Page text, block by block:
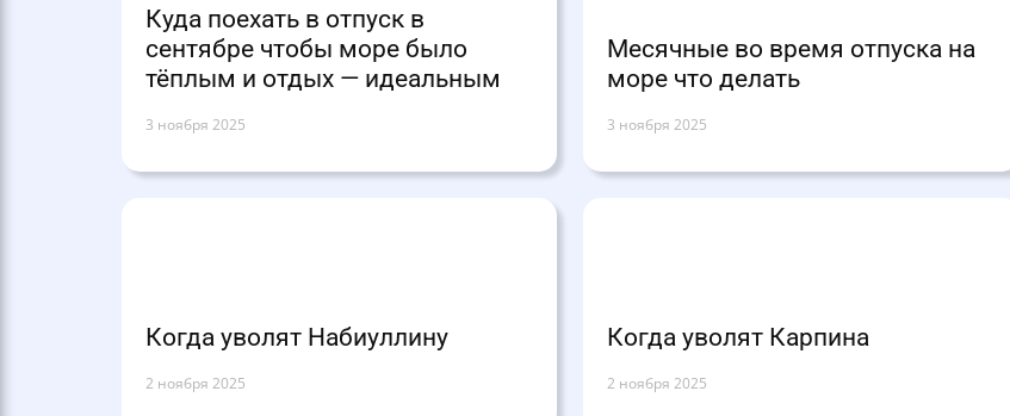
Куда поехать в отпуск в
сентябре чтобы море было
тёплым и отдых — идеальным
3 ноября 2025
Месячные во время отпуска на
море что делать
3 ноября 2025
Когда уволят Набиуллину
2 ноября 2025
Когда уволят Карпина
2 ноября 2025